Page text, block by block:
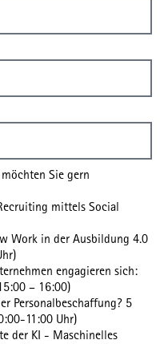
Sie gern
mittels Social
Work in der Ausbildung 4.0
engagieren sich:
– 16:00)
Personalbeschaffung? 5
11:00 Uhr)
der KI - Maschinelles